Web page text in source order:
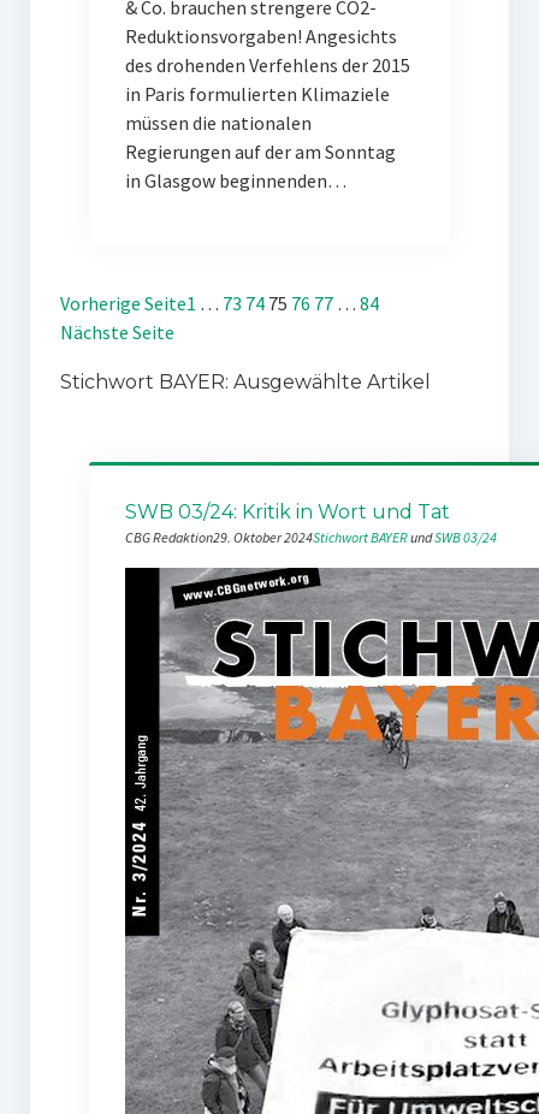
& Co. brauchen strengere CO2-
Reduktionsvorgaben! Angesichts
des drohenden Verfehlens der 2015
in Paris formulierten Klimaziele
müssen die nationalen
Regierungen auf der am Sonntag
in Glasgow beginnenden…
Vorherige Seite1 … 73 74 75 76 77 … 84
Nächste Seite
Stichwort BAYER: Ausgewählte Artikel
SWB 03/24: Kritik in Wort und Tat
CBG Redaktion29. Oktober 2024Stichwort BAYER und SWB 03/24